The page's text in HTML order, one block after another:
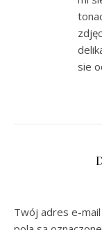
sie
Twój adres e-